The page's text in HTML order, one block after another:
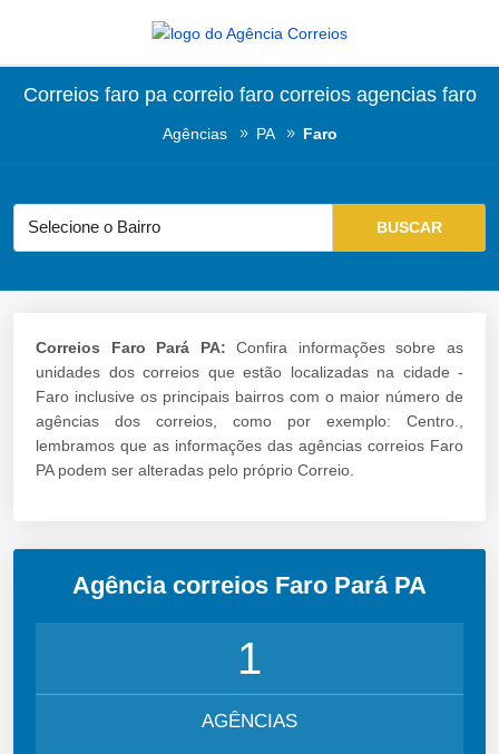
Correios faro pa correio faro correios agencias faro
Agências PA Faro
Correios Faro Pará PA: Confira informações sobre as
unidades dos correios que estão localizadas na cidade -
Faro inclusive os principais bairros com o maior número de
agências dos correios, como por exemplo: Centro.,
lembramos que as informações das agências correios Faro
PA podem ser alteradas pelo próprio Correio.
Agência correios Faro Pará PA
1
AGÊNCIAS